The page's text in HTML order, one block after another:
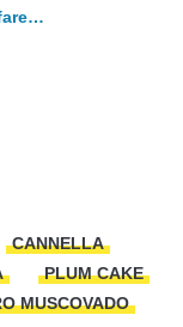
CANNELLA
PLUM CAKE
MUSCOVADO